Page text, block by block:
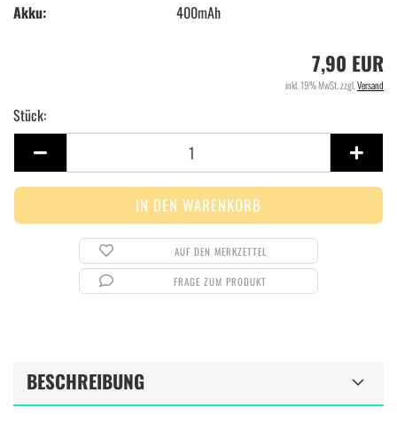
Akku:
400mAh
7,90 EUR
inkl. 19% MwSt. zzgl. Versand
Stück:
Stück
AUF DEN MERKZETTEL
FRAGE ZUM PRODUKT
BESCHREIBUNG